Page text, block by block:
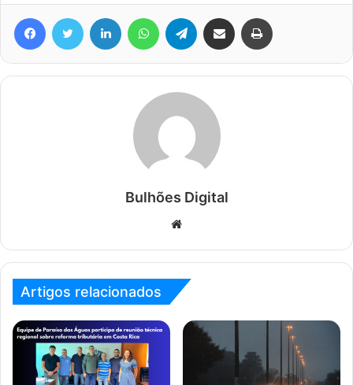
FacebookTwitter Linkedin WhatsAppTelegram Compartilhar via e-mail
Bulhões Digital
Website
Artigos relacionados